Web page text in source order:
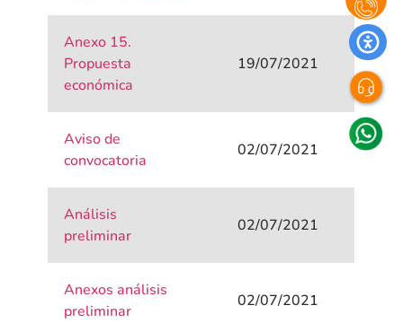
Anexo 15.
Propuesta
económica
19/07/2021
Aviso de
convocatoria
02/07/2021
Análisis
preliminar
02/07/2021
Anexos análisis
preliminar
02/07/2021